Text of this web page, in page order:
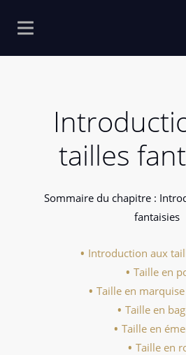
tailles
Sommaire du chapitre :
fantaisies
Introduction aux
Taille en
Taille en
Taille en
Taille en
Taille en